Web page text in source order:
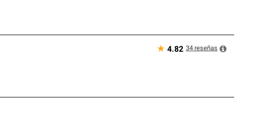
★ 4.82 34 reseñas